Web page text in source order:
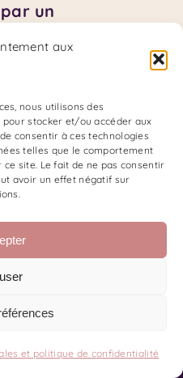
aux
nous utilisons des
stocker et/ou accéder aux
consentir à ces technologies
telles que le comportement
site. Le fait de ne pas consentir
avoir un effet négatif sur
et politique de confidentialité
un
en
et